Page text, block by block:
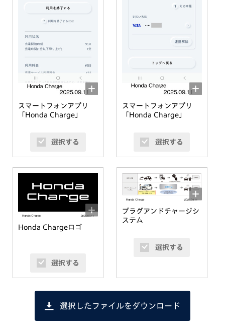
スマートフォンアプリ
「Honda Charge」
選択する
スマートフォンアプリ
「Honda Charge」
選択する
Honda Chargeロゴ
選択する
プラグアンドチャージシ
ステム
選択する
選択したファイルをダウンロード